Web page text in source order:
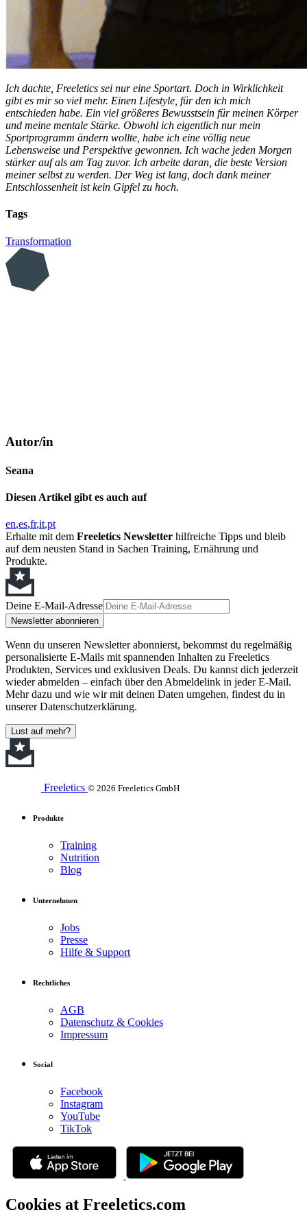
Ich dachte, Freeletics sei nur eine Sportart. Doch in Wirklichkeit
gibt es mir so viel mehr. Einen Lifestyle, für den ich mich
entschieden habe. Ein viel größeres Bewusstsein für meinen Körper
und meine mentale Stärke. Obwohl ich eigentlich nur mein
Sportprogramm ändern wollte, habe ich eine völlig neue
Lebensweise und Perspektive gewonnen. Ich wache jeden Morgen
stärker auf als am Tag zuvor. Ich arbeite daran, die beste Version
meiner selbst zu werden. Der Weg ist lang, doch dank meiner
Entschlossenheit ist kein Gipfel zu hoch.
Tags
Transformation
Autor/in
Seana
Diesen Artikel gibt es auch auf
en es fr it pt
Erhalte mit dem Freeletics Newsletter hilfreiche Tipps und bleib
auf dem neusten Stand in Sachen Training, Ernährung und
Produkte.
Deine E-Mail-Adresse
Newsletter abonnieren
Wenn du unseren Newsletter abonnierst, bekommst du regelmäßig
personalisierte E-Mails mit spannenden Inhalten zu Freeletics
Produkten, Services und exklusiven Deals. Du kannst dich jederzeit
wieder abmelden – einfach über den Abmeldelink in jeder E-Mail.
Mehr dazu und wie wir mit deinen Daten umgehen, findest du in
unserer Datenschutzerklärung.
Lust auf mehr?
Freeletics © 2026 Freeletics GmbH
Produkte
Training
Nutrition
Blog
Unternehmen
Jobs
Presse
Hilfe & Support
Rechtliches
AGB
Datenschutz & Cookies
Impressum
Social
Facebook
Instagram
YouTube
TikTok
Cookies at Freeletics.com